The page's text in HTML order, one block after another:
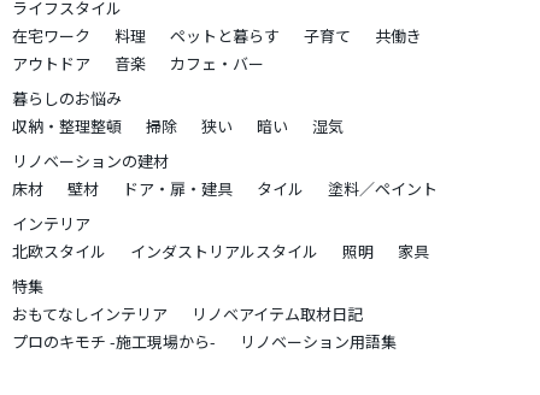
ライフスタイル
在宅ワーク
料理 ペットと暮らす 子育て
共働き
アウトドア
音楽
カフェ・バー
暮らしのお悩み
収納・整理整頓
掃除 狭い 暗い
湿気
リノベーションの建材
床材
壁材 ドア・扉・建具 タイル
塗料／ペイント
インテリア
北欧スタイル
インダストリアルスタイル 照明
家具
特集
おもてなしインテリア
リノベアイテム取材日記
プロのキモチ -施工現場から-
リノベーション用語集